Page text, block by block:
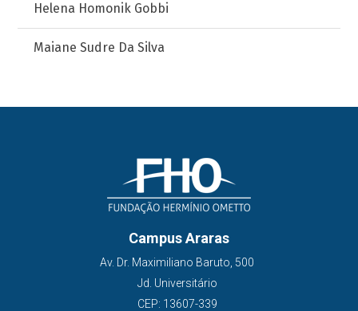
Helena Homonik Gobbi
Maiane Sudre Da Silva
Campus Araras
Av. Dr. Maximiliano Baruto, 500
Jd. Universitário
CEP: 13607-339